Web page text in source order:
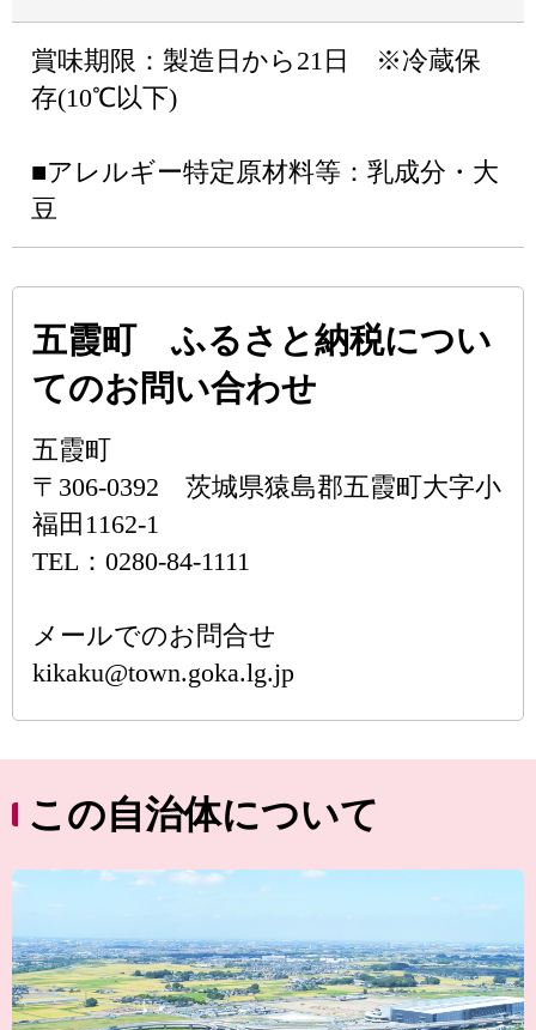
賞味期限：製造日から21日 ※冷蔵保
存(10℃以下)
■アレルギー特定原材料等：乳成分・大
豆
五霞町 ふるさと納税につい
てのお問い合わせ
五霞町
〒306-0392 茨城県猿島郡五霞町大字小
福田1162-1
TEL：0280-84-1111
メールでのお問合せ
kikaku@town.goka.lg.jp
この自治体について